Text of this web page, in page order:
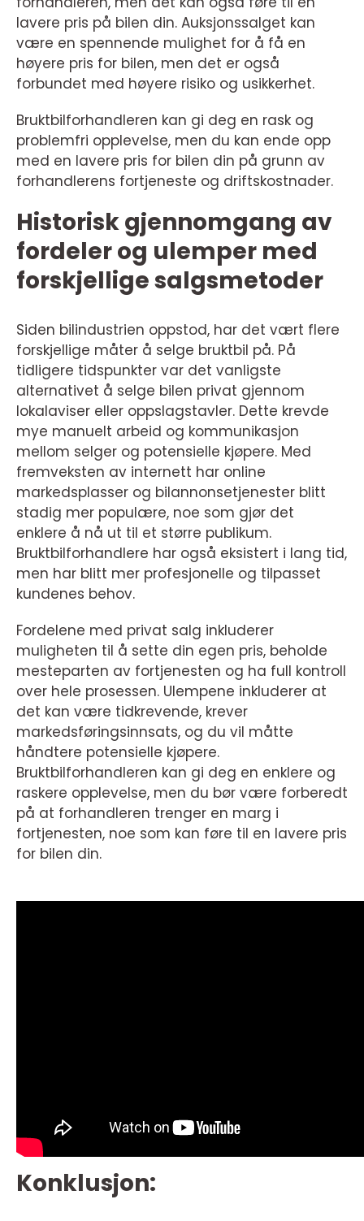
lavere pris på bilen din. Auksjonssalget kan
være en spennende mulighet for å få en
høyere pris for bilen, men det er også
forbundet med høyere risiko og usikkerhet.
Bruktbilforhandleren kan gi deg en rask og
problemfri opplevelse, men du kan ende opp
med en lavere pris for bilen din på grunn av
forhandlerens fortjeneste og driftskostnader.
Historisk gjennomgang av
fordeler og ulemper med
forskjellige salgsmetoder
Siden bilindustrien oppstod, har det vært flere
forskjellige måter å selge bruktbil på. På
tidligere tidspunkter var det vanligste
alternativet å selge bilen privat gjennom
lokalaviser eller oppslagstavler. Dette krevde
mye manuelt arbeid og kommunikasjon
mellom selger og potensielle kjøpere. Med
fremveksten av internett har online
markedsplasser og bilannonsetjenester blitt
stadig mer populære, noe som gjør det
enklere å nå ut til et større publikum.
Bruktbilforhandlere har også eksistert i lang tid,
men har blitt mer profesjonelle og tilpasset
kundenes behov.
Fordelene med privat salg inkluderer
muligheten til å sette din egen pris, beholde
mesteparten av fortjenesten og ha full kontroll
over hele prosessen. Ulempene inkluderer at
det kan være tidkrevende, krever
markedsføringsinnsats, og du vil måtte
håndtere potensielle kjøpere.
Bruktbilforhandleren kan gi deg en enklere og
raskere opplevelse, men du bør være forberedt
på at forhandleren trenger en marg i
fortjenesten, noe som kan føre til en lavere pris
for bilen din.
Konklusjon: